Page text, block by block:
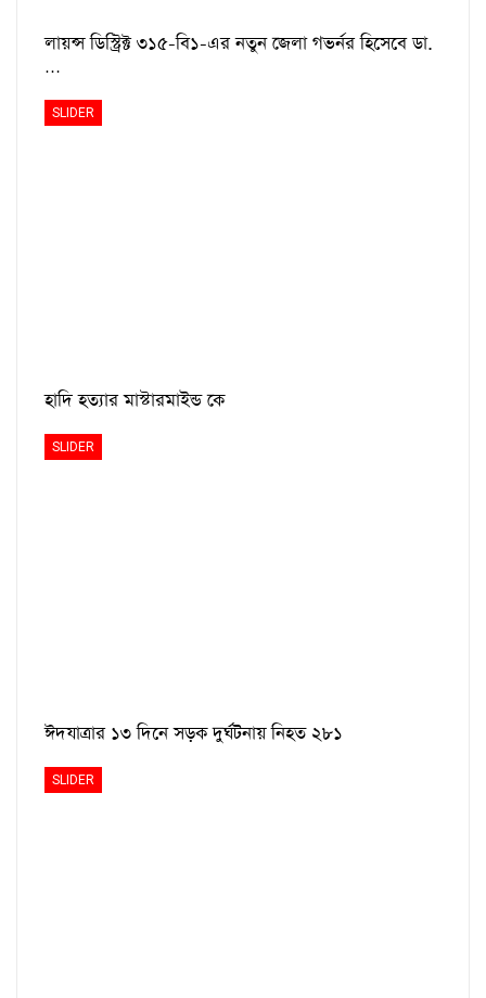
লায়ন্স ডিস্ট্রিক্ট ৩১৫-বি১-এর নতুন জেলা গভর্নর হিসেবে ডা.
…
SLIDER
হাদি হত্যার মাস্টারমাইন্ড কে
SLIDER
ঈদযাত্রার ১৩ দিনে সড়ক দুর্ঘটনায় নিহত ২৮১
SLIDER